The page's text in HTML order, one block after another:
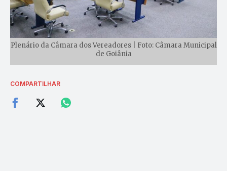
Plenário da Câmara dos Vereadores | Foto: Câmara Municipal
de Goiânia
COMPARTILHAR